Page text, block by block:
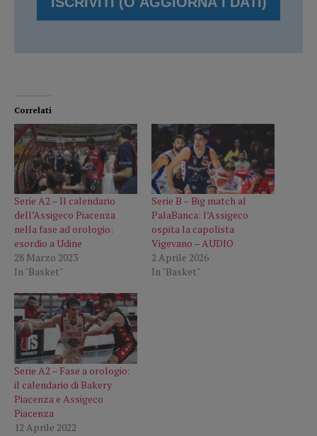
Correlati
Serie A2 – Il calendario
dell’Assigeco Piacenza
nella fase ad orologio:
esordio a Udine
28 Marzo 2023
In "Basket"
Serie B – Big match al
PalaBanca: l’Assigeco
ospita la capolista
Vigevano – AUDIO
2 Aprile 2026
In "Basket"
Serie A2 – Fase a orologio:
il calendario di Bakery
Piacenza e Assigeco
Piacenza
12 Aprile 2022